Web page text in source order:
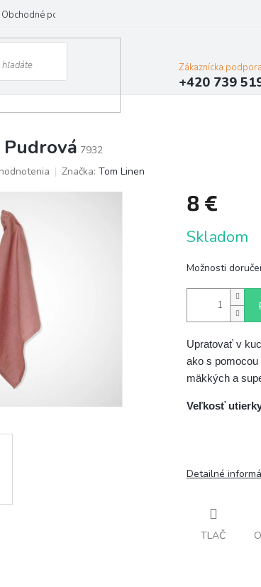
Obchodné podmienky
Zákaznícka
+420 739
7932
Značka: Tom Linen
8 €
cena:
Skladom
Možnosti
Upratovať v
ako s pomocou
mäkkých a
Veľkosť
Detailné
TLAČ